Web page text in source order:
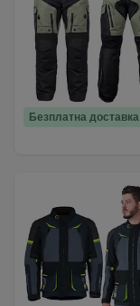
Безплатна доставка